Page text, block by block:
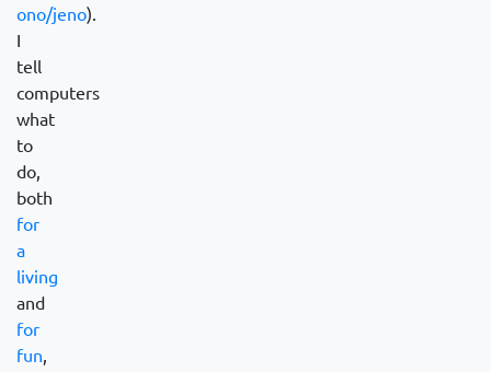
ono/jeno).
I
tell
computers
what
to
do,
both
for
a
living
and
for
fun,